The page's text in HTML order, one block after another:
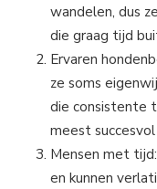
wandelen, dus
die graag tijd
Ervaren
ze soms
die consistente
meest succesvol
Mensen met
en kunnen